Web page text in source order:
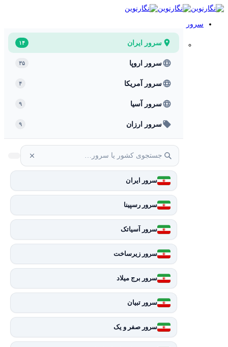
سرور
سرور ایران ۱۴
سرور اروپا ۳۵
سرور آمریکا ۴
سرور آسیا ۹
سرور ارزان ۹
سرور ایران
سرور رسپینا
سرور آسیاتک
سرور زیرساخت
سرور برج میلاد
سرور تبیان
سرور صفر و یک